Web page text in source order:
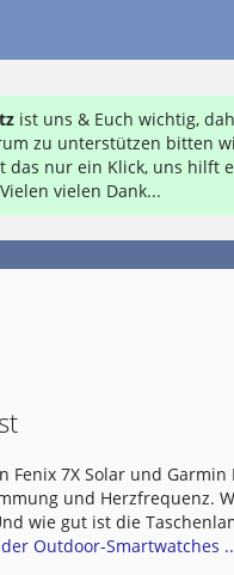
ist uns & Euch wichtig,
zu unterstützen bitten
das nur ein Klick, uns hilft
vielen Dank...
7X Solar und Garmin
und Herzfrequenz.
wie gut ist die
Outdoor-Smartwatches